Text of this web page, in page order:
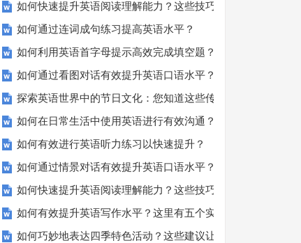
如何快速提升英语阅读理解能力？这些技巧你必须知道！
如何通过连词成句练习提高英语水平？
如何利用英语首字母提示高效完成填空题？
如何通过看图对话有效提升英语口语水平？
探索英语世界中的节日文化：您知道这些传统吗？
如何在日常生活中使用英语进行有效沟通？——实用英语口
如何有效进行英语听力练习以快速提升？
如何通过情景对话有效提升英语口语水平？
如何快速提升英语阅读理解能力？这些技巧你必须知道！
如何有效提升英语写作水平？这里有五个实用建议！
如何巧妙地表达四季特色活动？这些建议让您的活动更加丰